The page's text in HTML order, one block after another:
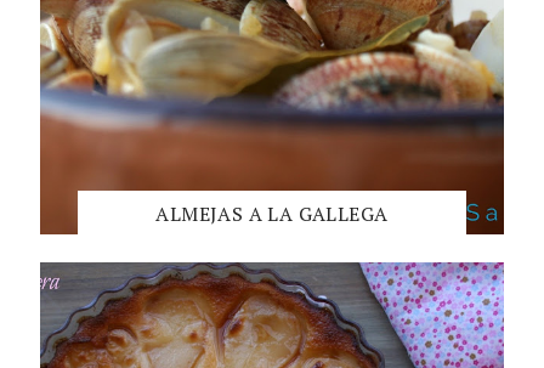
ALMEJAS A LA GALLEGA